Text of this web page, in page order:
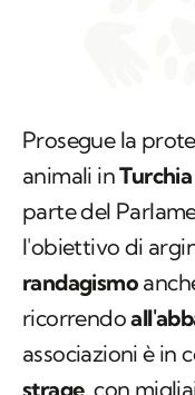
Prosegue la
animali inTurchia
parte del
l'obiettivo di
randagismo
ricorrendo
associazioni è in
strage, con